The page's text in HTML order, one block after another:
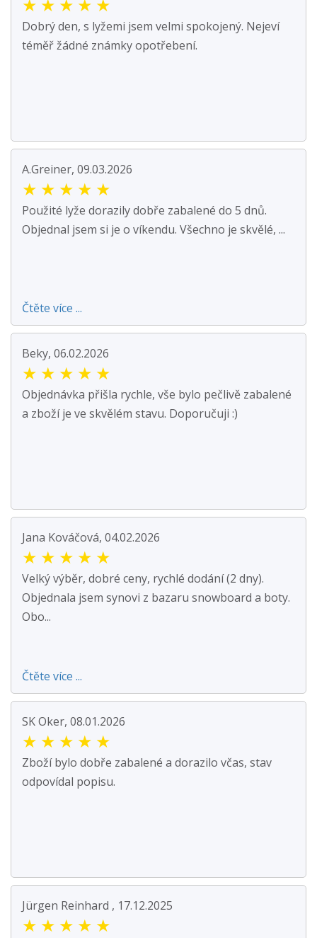
Dobrý den, s lyžemi jsem velmi spokojený. Nejeví
téměř žádné známky opotřebení.
A.Greiner, 09.03.2026
★ ★ ★ ★ ★
Použité lyže dorazily dobře zabalené do 5 dnů.
Objednal jsem si je o víkendu. Všechno je skvělé, ...
Čtěte více ...
Beky, 06.02.2026
★ ★ ★ ★ ★
Objednávka přišla rychle, vše bylo pečlivě zabalené
a zboží je ve skvělém stavu. Doporučuji :)
Jana Kováčová, 04.02.2026
★ ★ ★ ★ ★
Velký výběr, dobré ceny, rychlé dodání (2 dny).
Objednala jsem synovi z bazaru snowboard a boty.
Obo...
Čtěte více ...
SK Oker, 08.01.2026
★ ★ ★ ★ ★
Zboží bylo dobře zabalené a dorazilo včas, stav
odpovídal popisu.
Jürgen Reinhard , 17.12.2025
★ ★ ★ ★ ★